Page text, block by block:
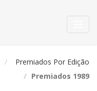
Premiados Por Edição
Premiados 1989